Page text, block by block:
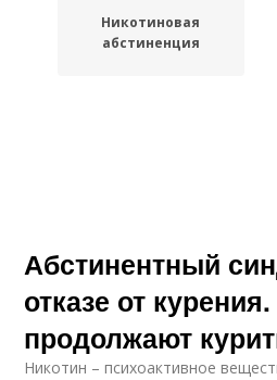
Никотиновая
абстиненция
Абстинентный
отказе от
продолжают
Никотин – психоактивное